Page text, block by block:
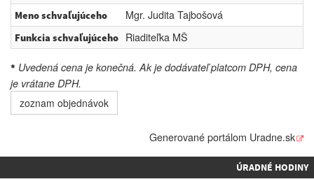
Meno schvaľujúceho Mgr. Judita Tajbošová
Funkcia schvaľujúceho Riaditeľka MŠ
* Uvedená cena je konečná. Ak je dodávateľ platcom DPH, cena
je vrátane DPH.
zoznam objednávok
Generované portálom Uradne.sk
ÚRADNÉ HODINY